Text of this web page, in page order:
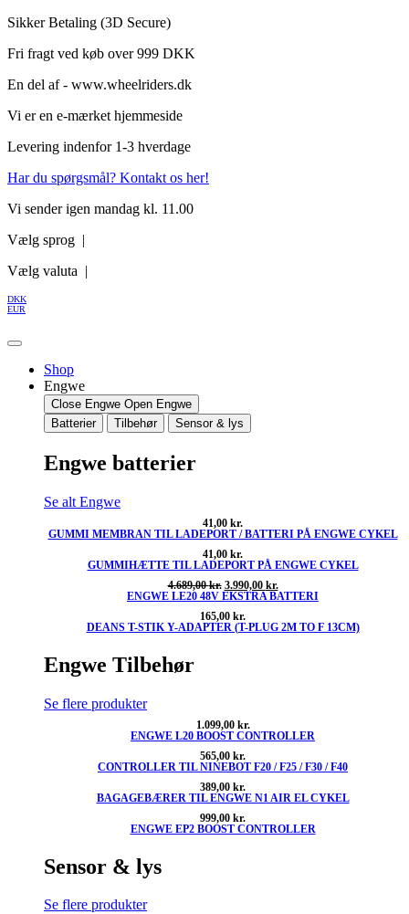
Videre
indhold
Sikker Betaling (3D Secure)
Fri fragt ved køb over 999 DKK
En del af - www.wheelriders.dk
Vi er en e-mærket hjemmeside
Levering indenfor 1-3 hverdage
Har du spørgsmål? Kontakt os her!
Vi sender igen mandag kl. 11.00
Vælg sprog |
Vælg valuta |
DKK
EUR
Shop
Engwe
Close Engwe Open Engwe
Batterier
Tilbehør Sensor & lys
Engwe batterier
Se alt Engwe
41,00 kr.
GUMMI MEMBRAN TIL LADEPORT / BATTERI PÅ ENGWE CYKEL
41,00 kr.
GUMMIHÆTTE TIL LADEPORT PÅ ENGWE CYKEL
4.689,00kr. Den
oprindelige
pris
var:
3.990,00 kr.Den
aktuelle
er:
ENGWE LE20 48V EKSTRA BATTERI
165,00 kr.
DEANS T-STIK Y-ADAPTER (T-PLUG 2M TO F 13CM)
Engwe Tilbehør
Se flere produkter
1.099,00 kr.
ENGWE L20 BOOST CONTROLLER
565,00 kr.
CONTROLLER TIL NINEBOT F20 / F25 / F30 / F40
389,00 kr.
BAGAGEBÆRER TIL ENGWE N1 AIR EL CYKEL
999,00 kr.
ENGWE EP2 BOOST CONTROLLER
Sensor & lys
Se flere produkter